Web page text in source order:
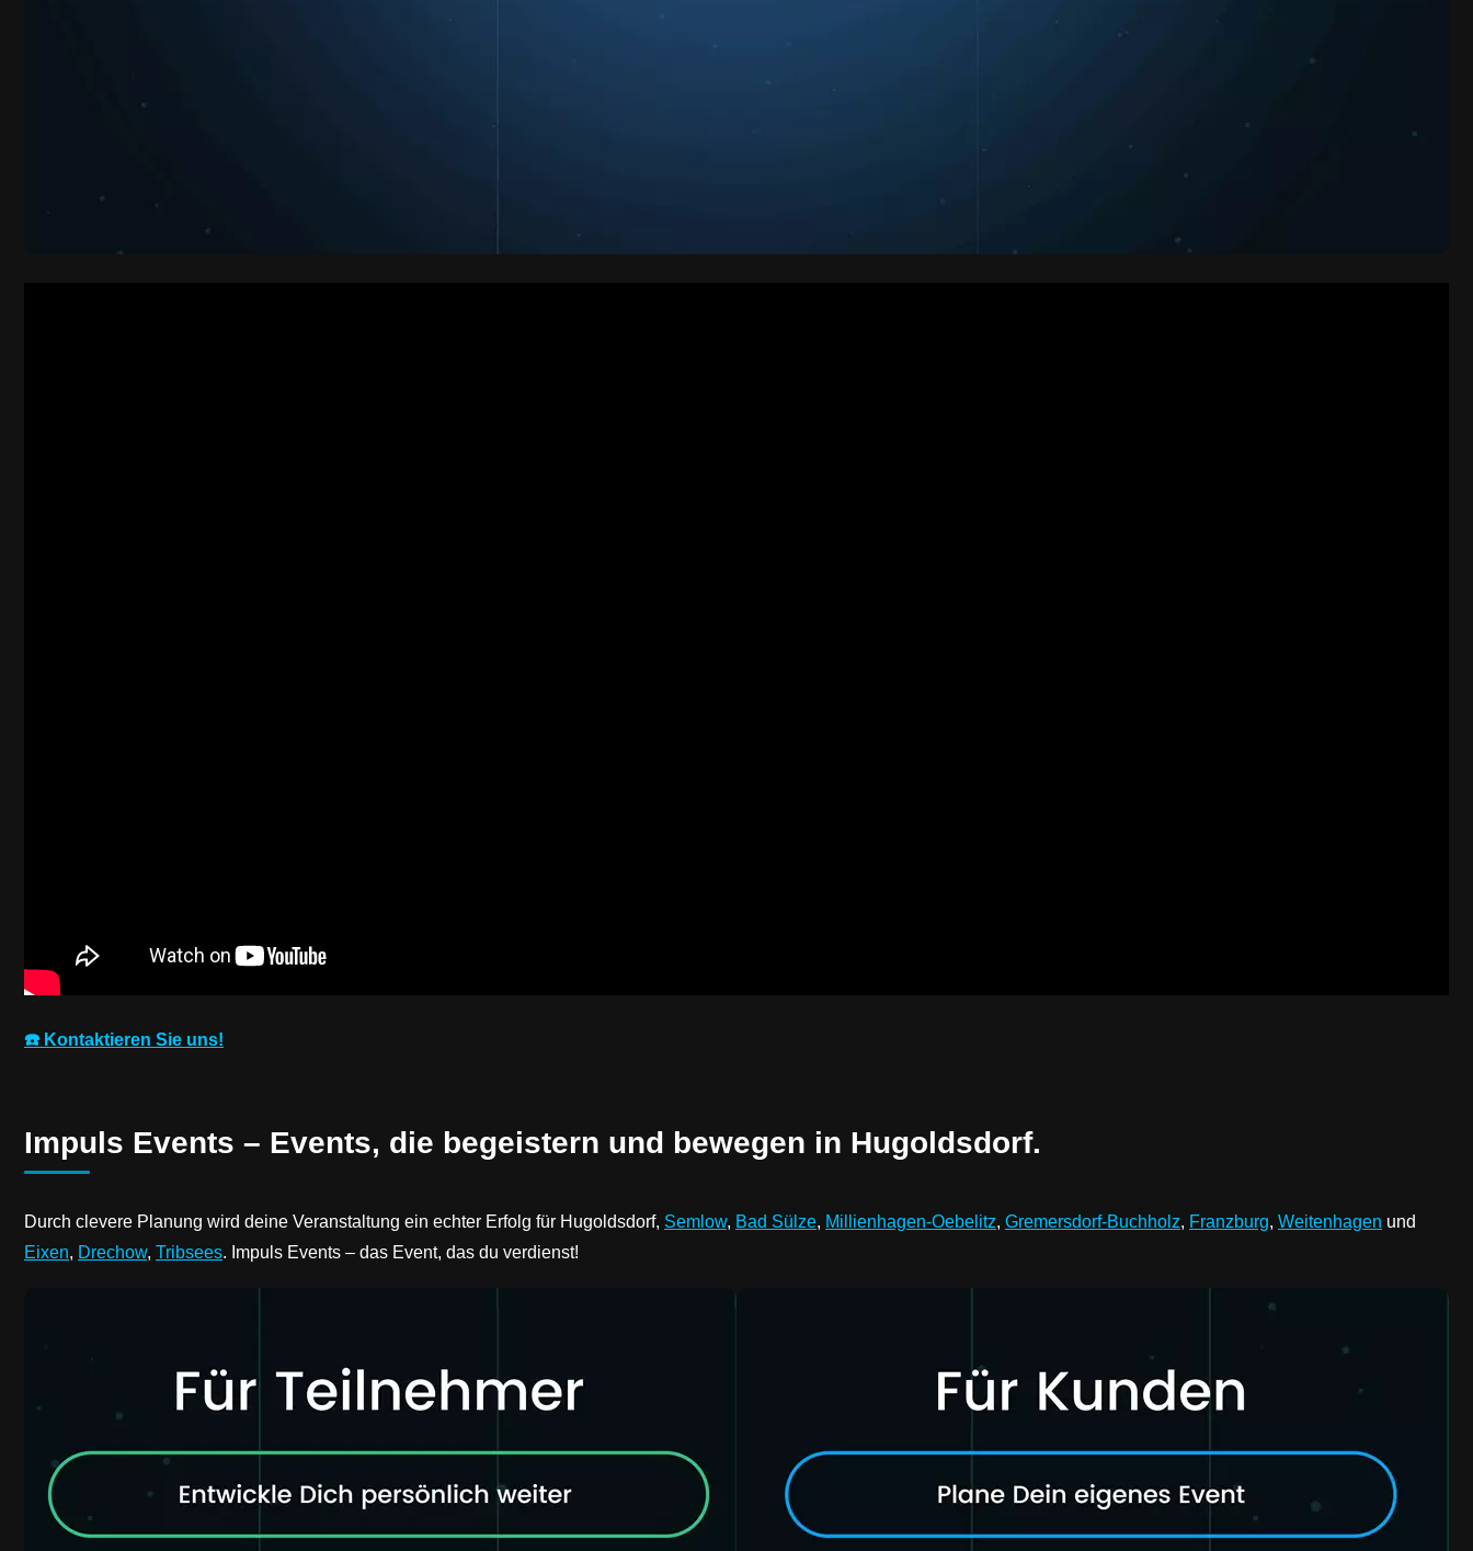
☎️ Kontaktieren Sie uns!
Impuls Events – Events, die begeistern und bewegen in Hugoldsdorf.
Durch clevere Planung wird deine Veranstaltung ein echter Erfolg für Hugoldsdorf, Semlow, Bad Sülze, Millienhagen-Oebelitz, Gremersdorf-Buchholz, Franzburg, Weitenhagen und
Eixen, Drechow, Tribsees. Impuls Events – das Event, das du verdienst!